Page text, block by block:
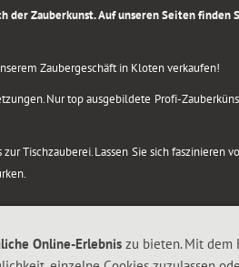
Zauberkunst. Auf unseren Seiten
Zaubergeschäft in Kloten verkaufen!
Nur top ausgebildete Profi-
Tischzauberei. Lassen Sie sich
Online-Erlebnis zu bieten. Mit dem